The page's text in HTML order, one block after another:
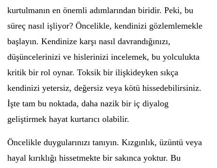
kurtulmanın en önemli adımlarından biridir. Peki, bu
süreç nasıl işliyor? Öncelikle, kendinizi gözlemlemekle
başlayın. Kendinize karşı nasıl davrandığınızı,
düşüncelerinizi ve hislerinizi incelemek, bu yolculukta
kritik bir rol oynar. Toksik bir ilişkideyken sıkça
kendinizi yetersiz, değersiz veya kötü hissedebilirsiniz.
İşte tam bu noktada, daha nazik bir iç diyalog
geliştirmek hayat kurtarıcı olabilir.
Öncelikle duygularınızı tanıyın. Kızgınlık, üzüntü veya
hayal kırıklığı hissetmekte bir sakınca yoktur. Bu